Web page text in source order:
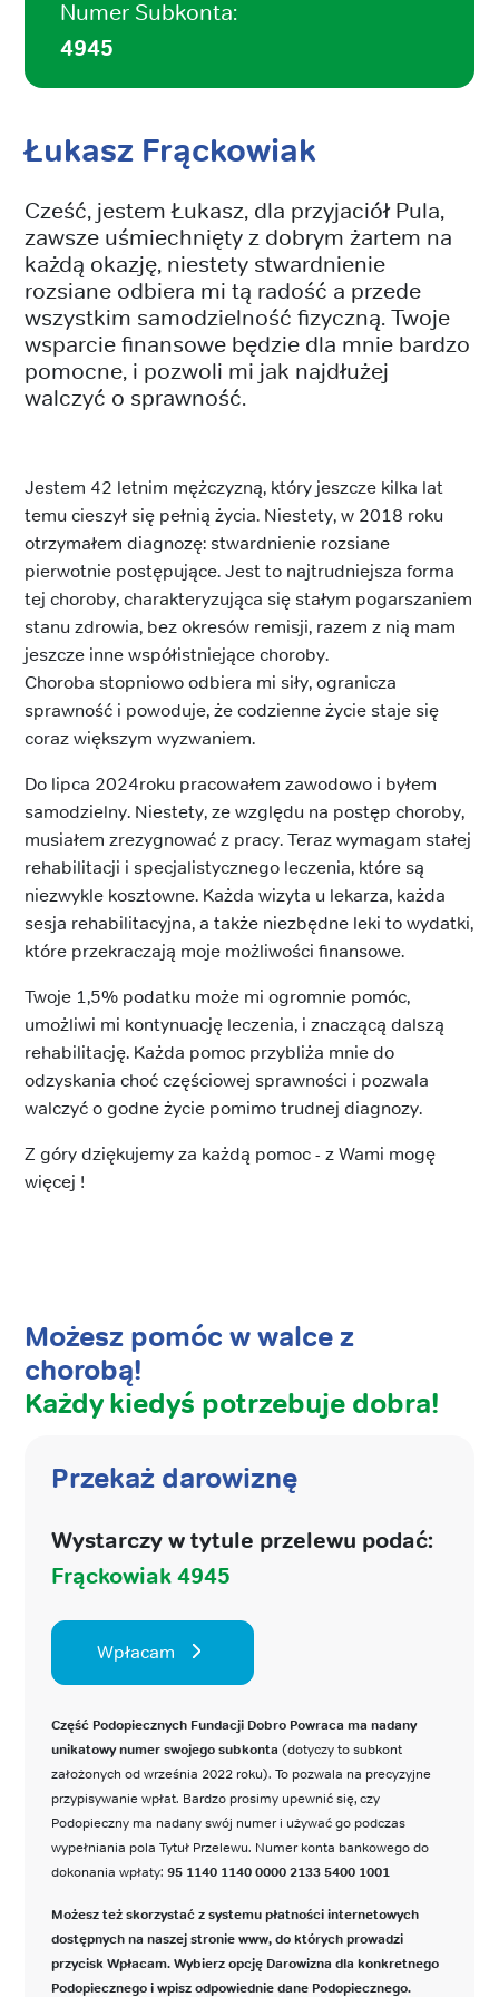
Numer Subkonta:
4945
Łukasz Frąckowiak
Cześć, jestem Łukasz, dla przyjaciół Pula,
zawsze uśmiechnięty z dobrym żartem na
każdą okazję, niestety stwardnienie
rozsiane odbiera mi tą radość a przede
wszystkim samodzielność fizyczną. Twoje
wsparcie finansowe będzie dla mnie bardzo
pomocne, i pozwoli mi jak najdłużej
walczyć o sprawność.
Jestem 42 letnim mężczyzną, który jeszcze kilka lat
temu cieszył się pełnią życia. Niestety, w 2018 roku
otrzymałem diagnozę: stwardnienie rozsiane
pierwotnie postępujące. Jest to najtrudniejsza forma
tej choroby, charakteryzująca się stałym pogarszaniem
stanu zdrowia, bez okresów remisji, razem z nią mam
jeszcze inne współistniejące choroby.
Choroba stopniowo odbiera mi siły, ogranicza
sprawność i powoduje, że codzienne życie staje się
coraz większym wyzwaniem.
Do lipca 2024roku pracowałem zawodowo i byłem
samodzielny. Niestety, ze względu na postęp choroby,
musiałem zrezygnować z pracy. Teraz wymagam stałej
rehabilitacji i specjalistycznego leczenia, które są
niezwykle kosztowne. Każda wizyta u lekarza, każda
sesja rehabilitacyjna, a także niezbędne leki to wydatki,
które przekraczają moje możliwości finansowe.
Twoje 1,5% podatku może mi ogromnie pomóc,
umożliwi mi kontynuację leczenia, i znaczącą dalszą
rehabilitację. Każda pomoc przybliża mnie do
odzyskania choć częściowej sprawności i pozwala
walczyć o godne życie pomimo trudnej diagnozy.
Z góry dziękujemy za każdą pomoc - z Wami mogę
więcej !
Możesz pomóc w walce z
chorobą!
Każdy kiedyś potrzebuje dobra!
Przekaż darowiznę
Wystarczy w tytule przelewu podać:
Frąckowiak 4945
Wpłacam
Część Podopiecznych Fundacji Dobro Powraca ma nadany
unikatowy numer swojego subkonta (dotyczy to subkont
założonych od września 2022 roku). To pozwala na precyzyjne
przypisywanie wpłat. Bardzo prosimy upewnić się, czy
Podopieczny ma nadany swój numer i używać go podczas
wypełniania pola Tytuł Przelewu. Numer konta bankowego do
dokonania wpłaty: 95 1140 1140 0000 2133 5400 1001
Możesz też skorzystać z systemu płatności internetowych
dostępnych na naszej stronie www, do których prowadzi
przycisk Wpłacam. Wybierz opcję Darowizna dla konkretnego
Podopiecznego i wpisz odpowiednie dane Podopiecznego.